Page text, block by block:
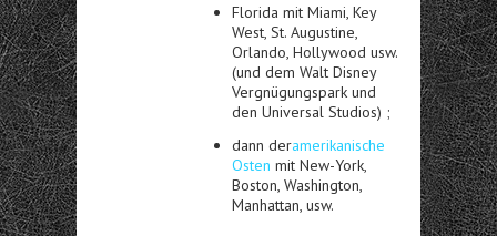
Florida mit Miami, Key
West, St. Augustine,
Orlando, Hollywood usw.
(und dem Walt Disney
Vergnügungspark und
den Universal Studios) ;
dann deramerikanische
Osten mit New-York,
Boston, Washington,
Manhattan, usw.